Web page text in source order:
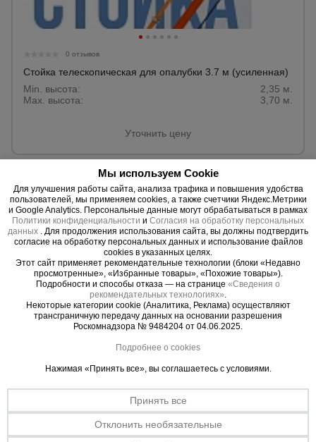
0 отзывов
Стойка телескопическая для опалубки 3.7 м (усиленная)
Min. высота:
2,35 м.
Max. высота:
3,70 м.
Уточнить цену
Стойка телескопическая для опалубки 4.9 м (усиленная)
Уточнить цену
Мы используем Cookie
Для улучшения работы сайта, анализа трафика и повышения удобства
пользователей, мы применяем cookies, а также счетчики Яндекс.Метрики
и Google Analytics. Персональные данные могут обрабатываться в рамках
Политики конфиденциальности и Согласия на обработку персональных
данных . Для продолжения использования сайта, вы должны подтвердить
согласие на обработку персональных данных и использование файлов
cookies в указанных целях.
Этот сайт применяет рекомендательные технологии (блоки «Недавно
просмотренные», «Избранные товары», «Похожие товары»).
Подробности и способы отказа — на странице «Сведения о
рекомендательных технологиях».
Некоторые категории cookie (Аналитика, Реклама) осуществляют
трансграничную передачу данных на основании разрешения
Роскомнадзора № 9484204 от 04.06.2025.
Подробнее о cookies
Нажимая «Принять все», вы соглашаетесь с условиями.
Принять все
Отклонить необязательные